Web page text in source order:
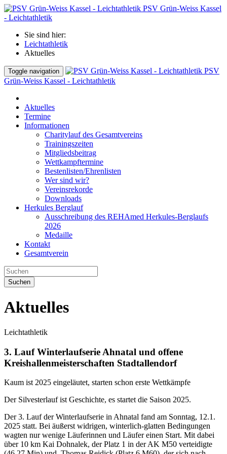
PSV Grün-Weiss Kassel
- Leichtathletik
Sie sind hier:
Leichtathletik
Aktuelles
Toggle navigation
PSV
Grün-Weiss Kassel - Leichtathletik
Aktuelles
Termine
Informationen
Charitylauf des Gesamtvereins
Trainingszeiten
Mitgliedsbeitrag
Wettkampftermine
Bestenlisten/Ehrenlisten
Wer sind wir?
Vereinsrekorde
Downloads
Herkules Berglauf
Ausschreibung des REHAmed Herkules-Berglaufs
2026
Medaille
Kontakt
Gesamtverein
Suchen
Aktuelles
Leichtathletik
3. Lauf Winterlaufserie Ahnatal und offene
Kreishallenmeisterschaften Stadtallendorf
Kaum ist 2025 eingeläutet, starten schon erste Wettkämpfe
Der Silvesterlauf ist Geschichte, es startet die Saison 2025.
Der 3. Lauf der Winterlaufserie in Ahnatal fand am Sonntag, 12.1.
2025 statt. Bei äußerst widrigen, winterlich-glatten Bedingungen
wagten nur wenige Läuferinnen und Läufer einen Start. Mit dabei
über 10 km Kai Dohnalek, der Platz 1 in der AK M50 verteidigte